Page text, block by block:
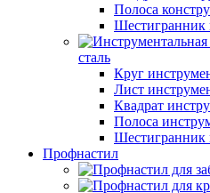
Полоса
Шестигранник
сталь
Круг
Лист
Квадрат
Полоса
Шестигранник
Профнастил